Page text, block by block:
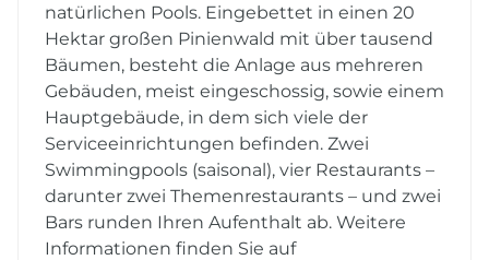
natürlichen Pools. Eingebettet in einen 20
Hektar großen Pinienwald mit über tausend
Bäumen, besteht die Anlage aus mehreren
Gebäuden, meist eingeschossig, sowie einem
Hauptgebäude, in dem sich viele der
Serviceeinrichtungen befinden. Zwei
Swimmingpools (saisonal), vier Restaurants –
darunter zwei Themenrestaurants – und zwei
Bars runden Ihren Aufenthalt ab. Weitere
Informationen finden Sie auf